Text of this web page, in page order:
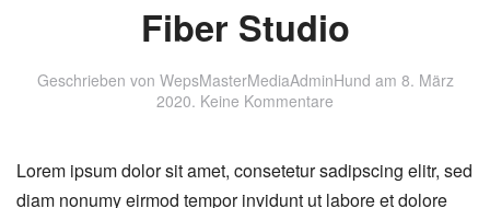
Fiber Studio
Geschrieben von WepsMasterMediaAdminHund am 8. März
2020. Keine Kommentare
Lorem ipsum dolor sit amet, consetetur sadipscing elitr, sed
diam nonumy eirmod tempor invidunt ut labore et dolore